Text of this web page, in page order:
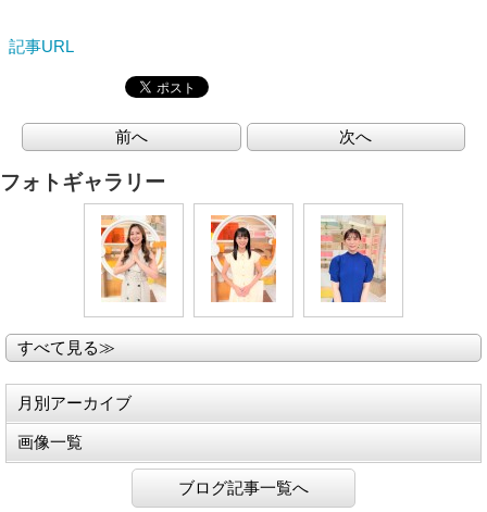
記事URL
前へ 次へ
フォトギャラリー
すべて見る≫
月別アーカイブ
画像一覧
ブログ記事一覧へ